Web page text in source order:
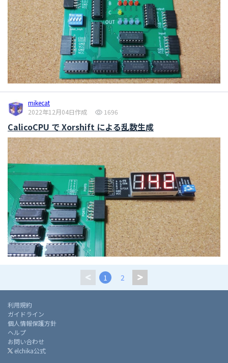
mikecat
2022年12月04日作成
1696
CalicoCPU で Xorshift による乱数生成
1 2
利用規約
ガイドライン
個人情報保護方針
ヘルプ
お問い合わせ
elchika公式